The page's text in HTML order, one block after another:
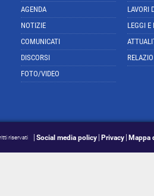
AGENDA
NOTIZIE
COMUNICATI
DISCORSI
FOTO/VIDEO
LAVORI
LEGGI E
riservati Social media policy Privacy Mappa